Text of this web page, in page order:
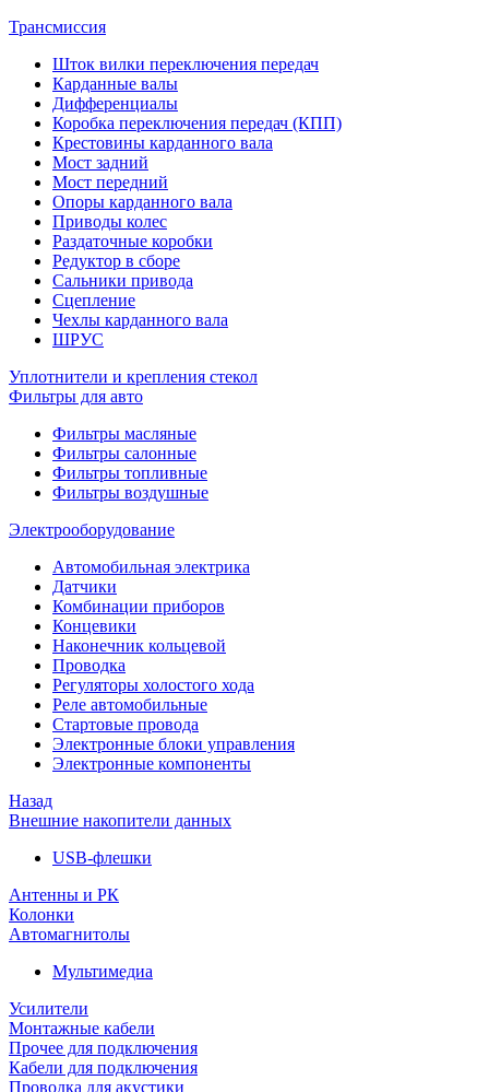
Трансмиссия
Шток вилки переключения передач
Карданные валы
Дифференциалы
Коробка переключения передач (КПП)
Крестовины карданного вала
Мост задний
Мост передний
Опоры карданного вала
Приводы колес
Раздаточные коробки
Редуктор в сборе
Сальники привода
Сцепление
Чехлы карданного вала
ШРУС
Уплотнители и крепления стекол
Фильтры для авто
Фильтры масляные
Фильтры салонные
Фильтры топливные
Фильтры воздушные
Электрооборудование
Автомобильная электрика
Датчики
Комбинации приборов
Концевики
Наконечник кольцевой
Проводка
Регуляторы холостого хода
Реле автомобильные
Стартовые провода
Электронные блоки управления
Электронные компоненты
Назад
Внешние накопители данных
USB-флешки
Антенны и РК
Колонки
Автомагнитолы
Мультимедиа
Усилители
Монтажные кабели
Прочее для подключения
Кабели для подключения
Проводка для акустики